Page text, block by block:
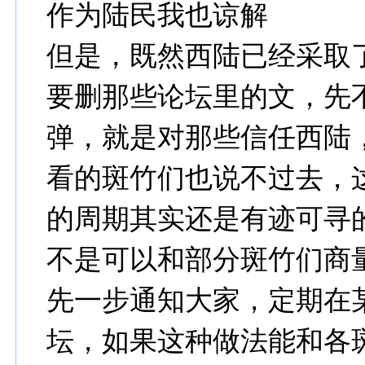
作为陆民我也谅解
但是，既然西陆已经采取
要删那些论坛里的文，先
弹，就是对那些信任西陆
看的斑竹们也说不过去，
的周期其实还是有迹可寻
不是可以和部分斑竹们商
先一步通知大家，定期在
坛，如果这种做法能和各